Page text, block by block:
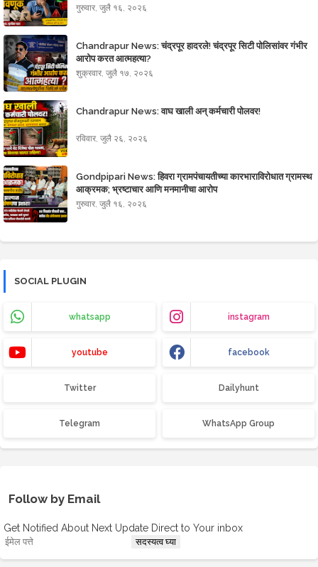
गुरुवार, जुलै १६, २०२६
Chandrapur News: चंद्रपूर हादरले! चंद्रपूर सिटी पोलिसांवर गंभीर
आरोप करत आत्महत्या?
शुक्रवार, जुलै १७, २०२६
Chandrapur News: वाघ खाली अन् कर्मचारी पोलवर!
रविवार, जुलै २६, २०२६
Gondpipari News: हिवरा ग्रामपंचायतीच्या कारभाराविरोधात ग्रामस्थ
आक्रमक; भ्रष्टाचार आणि मनमानीचा आरोप
गुरुवार, जुलै १६, २०२६
SOCIAL PLUGIN
whatsapp instagram
youtube facebook
Twitter Dailyhunt
Telegram WhatsApp Group
Follow by Email
Get Notified About Next Update Direct to Your inbox